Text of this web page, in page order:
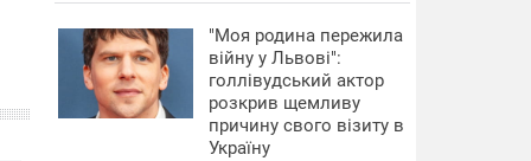
"Моя родина пережила
війну у Львові":
голлівудський актор
розкрив щемливу
причину свого візиту в
Україну